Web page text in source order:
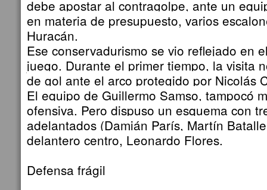
debe apostar al contragolpe, ante un
en materia de presupuesto, varios
Huracán.
Ese conservadurismo se vio reflejado en
juego. Durante el primer tiempo, la visita
de gol ante el arco protegido por Nicolás
El equipo de Guillermo Samso, tampocó
ofensiva. Pero dispuso un esquema con
adelantados (Damián París, Martín
delantero centro, Leonardo Flores.
Defensa frágil